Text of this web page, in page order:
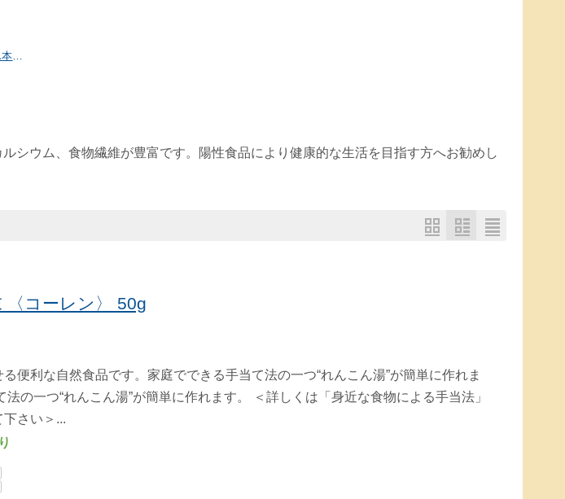
いんやん倶楽部 れんこん本葛あめ 150g
シウム、食物繊維が豊富です。陽性食品により健康的な生活を目指す方へお勧めし
〈コーレン〉 50g
便利な自然食品です。家庭でできる手当て法の一つ“れんこん湯”が簡単に作れま
法の一つ“れんこん湯”が簡単に作れます。 ＜詳しくは「身近な食物による手当法」
下さい＞...